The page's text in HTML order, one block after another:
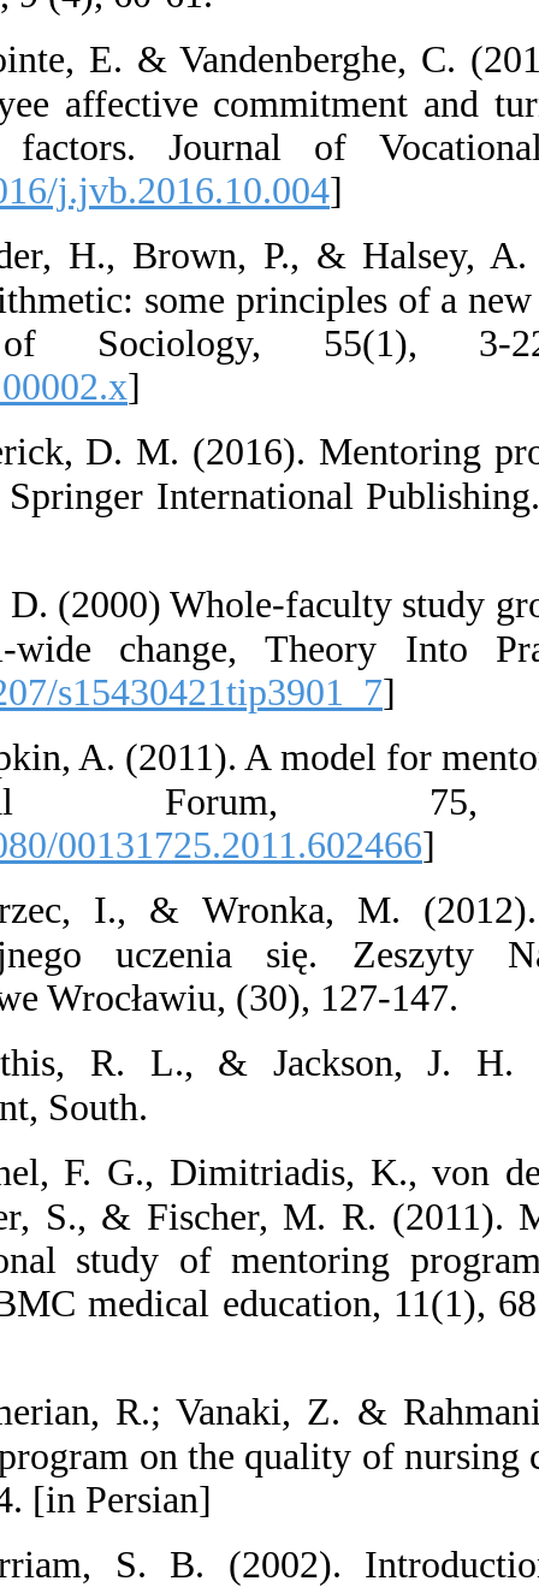
44.  Lapointe,
and employee
contextual
[DOI:10.1016/
45.  Lauder,
political
Journal of
46.  Laverick,
(pp. 1-84).
47.  Lick, D.
for school-
[DOI:10.1207/
48.  Lumpkin,
[DOI:10.1080/
49. 
Bankowej we
50.  Mathis,
51.  Meinel,
Niedermaier,
cross-
Germany.
52. 
mentoring
53. 